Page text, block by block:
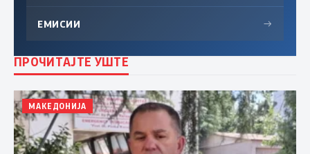
ЕМИСИИ →
ПРОЧИТАЈТЕ УШТЕ
МАКЕДОНИЈА